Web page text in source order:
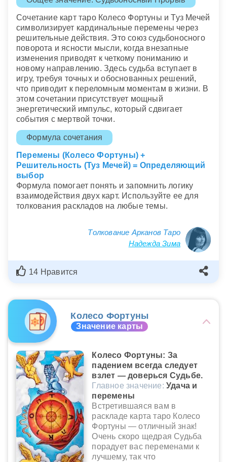
Сочетание карт таро Колесо Фортуны и Туз Мечей
символизирует кардинальные перемены через
решительные действия. Это союз судьбоносного
поворота и ясности мысли, когда внезапные
изменения приводят к четкому пониманию и
новому направлению. Здесь судьба вступает в
игру, требуя точных и обоснованных решений,
что приводит к переломным моментам в жизни. В
этом сочетании присутствует мощный
энергетический импульс, который сдвигает
события с мертвой точки.
Формула сочетания
Перемены (Колесо Фортуны) +
Решительность (Туз Мечей) = Определяющий
выбор
Формула помогает понять и запомнить логику
взаимодействия двух карт. Используйте ее для
толкования раскладов на любые темы.
Толкование Арканов Таро
Надежда Зима
14 Нравится
Колесо Фортуны
Значение карты
Колесо Фортуны: За
падением всегда следует
взлет — доверься Судьбе.
Главное значение: Удача и
перемены
Встретившаяся вам в
раскладе карта таро Колесо
Фортуны — отличный знак!
Очень скоро щедрая Судьба
порадует вас переменами к
лучшему, так что